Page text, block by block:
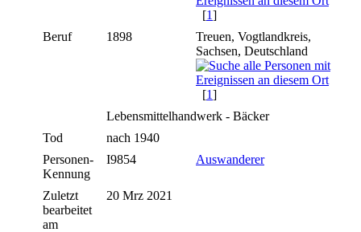
[1]
Beruf
1898
Treuen, Vogtlandkreis,
Sachsen, Deutschland
[1]
Lebensmittelhandwerk - Bäcker
Tod
nach 1940
Personen-
Kennung
I9854 Auswanderer
Zuletzt
bearbeitet
am
20 Mrz 2021